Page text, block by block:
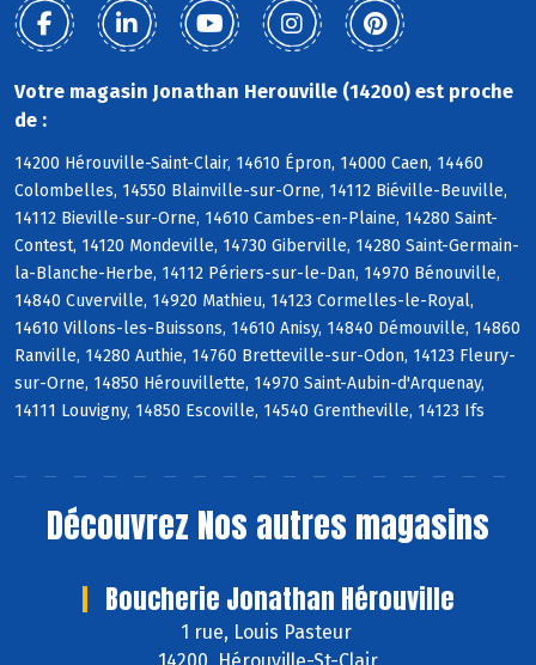
Votre magasin Jonathan Herouville (14200) est proche
de :
14200 Hérouville-Saint-Clair, 14610 Épron, 14000 Caen, 14460
Colombelles, 14550 Blainville-sur-Orne, 14112 Biéville-Beuville,
14112 Bieville-sur-Orne, 14610 Cambes-en-Plaine, 14280 Saint-
Contest, 14120 Mondeville, 14730 Giberville, 14280 Saint-Germain-
la-Blanche-Herbe, 14112 Périers-sur-le-Dan, 14970 Bénouville,
14840 Cuverville, 14920 Mathieu, 14123 Cormelles-le-Royal,
14610 Villons-les-Buissons, 14610 Anisy, 14840 Démouville, 14860
Ranville, 14280 Authie, 14760 Bretteville-sur-Odon, 14123 Fleury-
sur-Orne, 14850 Hérouvillette, 14970 Saint-Aubin-d'Arquenay,
14111 Louvigny, 14850 Escoville, 14540 Grentheville, 14123 Ifs
Découvrez Nos autres magasins
Boucherie Jonathan Hérouville
1 rue, Louis Pasteur